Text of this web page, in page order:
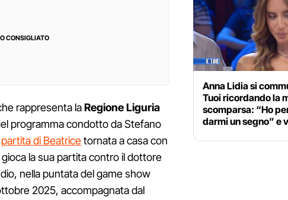
CONSIGLIATO
rappresenta laRegione Liguria
programma condotto da Stefano
partita di Beatricetornata a casa con
la sua partita contro il dottore
nella puntata del game show
2025, accompagnata dal
Anna Lidia si
Tuoi ricordando la
scomparsa: “Ho
darmi un segno” e